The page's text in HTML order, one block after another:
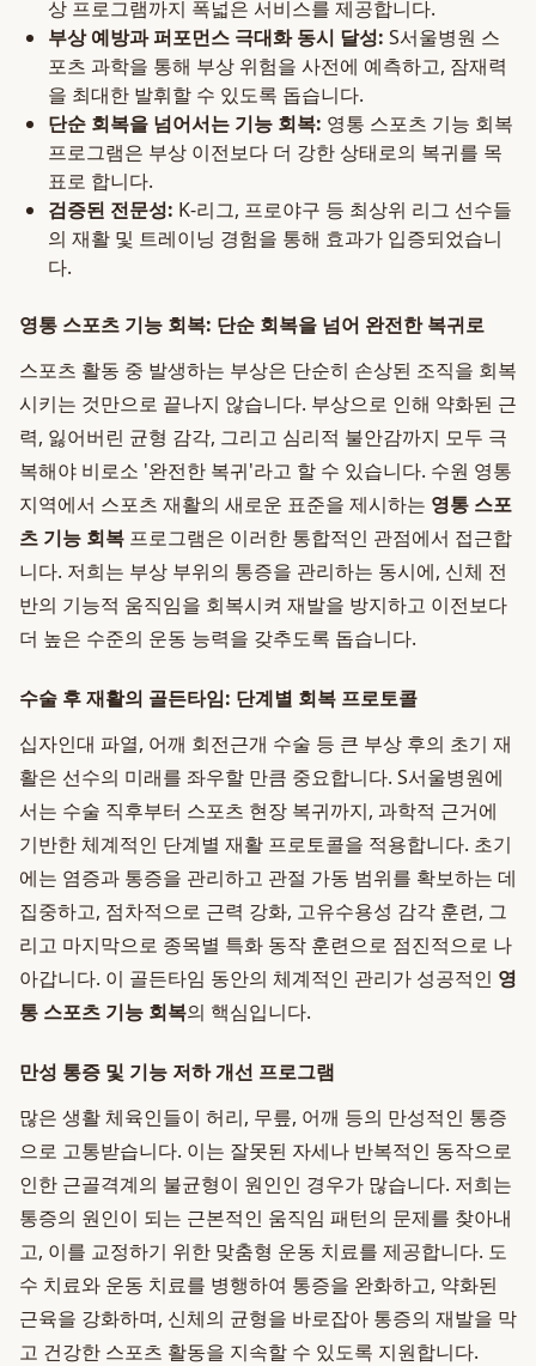
상 프로그램까지 폭넓은 서비스를 제공합니다.
부상 예방과 퍼포먼스 극대화 동시 달성: S서울병원 스
포츠 과학을 통해 부상 위험을 사전에 예측하고, 잠재력
을 최대한 발휘할 수 있도록 돕습니다.
단순 회복을 넘어서는 기능 회복: 영통 스포츠 기능 회복
프로그램은 부상 이전보다 더 강한 상태로의 복귀를 목
표로 합니다.
검증된 전문성: K-리그, 프로야구 등 최상위 리그 선수들
의 재활 및 트레이닝 경험을 통해 효과가 입증되었습니
다.
영통 스포츠 기능 회복: 단순 회복을 넘어 완전한 복귀로
스포츠 활동 중 발생하는 부상은 단순히 손상된 조직을 회복
시키는 것만으로 끝나지 않습니다. 부상으로 인해 약화된 근
력, 잃어버린 균형 감각, 그리고 심리적 불안감까지 모두 극
복해야 비로소 '완전한 복귀'라고 할 수 있습니다. 수원 영통
지역에서 스포츠 재활의 새로운 표준을 제시하는 영통 스포
츠 기능 회복 프로그램은 이러한 통합적인 관점에서 접근합
니다. 저희는 부상 부위의 통증을 관리하는 동시에, 신체 전
반의 기능적 움직임을 회복시켜 재발을 방지하고 이전보다
더 높은 수준의 운동 능력을 갖추도록 돕습니다.
수술 후 재활의 골든타임: 단계별 회복 프로토콜
십자인대 파열, 어깨 회전근개 수술 등 큰 부상 후의 초기 재
활은 선수의 미래를 좌우할 만큼 중요합니다. S서울병원에
서는 수술 직후부터 스포츠 현장 복귀까지, 과학적 근거에
기반한 체계적인 단계별 재활 프로토콜을 적용합니다. 초기
에는 염증과 통증을 관리하고 관절 가동 범위를 확보하는 데
집중하고, 점차적으로 근력 강화, 고유수용성 감각 훈련, 그
리고 마지막으로 종목별 특화 동작 훈련으로 점진적으로 나
아갑니다. 이 골든타임 동안의 체계적인 관리가 성공적인 영
통 스포츠 기능 회복의 핵심입니다.
만성 통증 및 기능 저하 개선 프로그램
많은 생활 체육인들이 허리, 무릎, 어깨 등의 만성적인 통증
으로 고통받습니다. 이는 잘못된 자세나 반복적인 동작으로
인한 근골격계의 불균형이 원인인 경우가 많습니다. 저희는
통증의 원인이 되는 근본적인 움직임 패턴의 문제를 찾아내
고, 이를 교정하기 위한 맞춤형 운동 치료를 제공합니다. 도
수 치료와 운동 치료를 병행하여 통증을 완화하고, 약화된
근육을 강화하며, 신체의 균형을 바로잡아 통증의 재발을 막
고 건강한 스포츠 활동을 지속할 수 있도록 지원합니다.